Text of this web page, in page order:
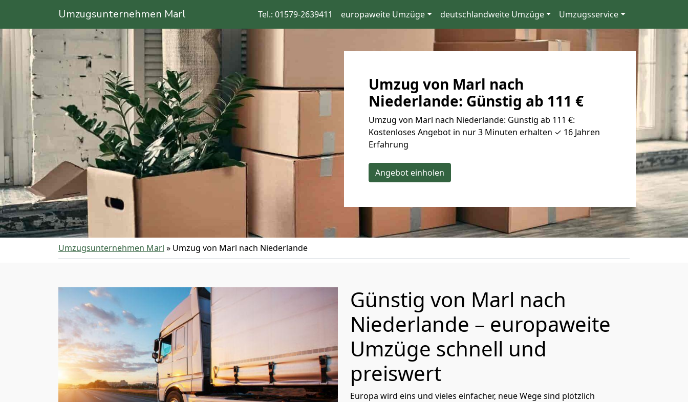
Umzugsunternehmen Marl Tel.: 01579-2639411 europaweite Umzüge deutschlandweite Umzüge Umzugsservice
Umzug von Marl nach
Niederlande: Günstig ab 111 €
Umzug von Marl nach Niederlande: Günstig ab 111 €:
Kostenloses Angebot in nur 3 Minuten erhalten ✓ 16 Jahren
Erfahrung
Angebot einholen
Umzugsunternehmen Marl » Umzug von Marl nach Niederlande
Günstig von Marl nach
Niederlande – europaweite
Umzüge schnell und
preiswert
Europa wird eins und vieles einfacher, neue Wege sind plötzlich